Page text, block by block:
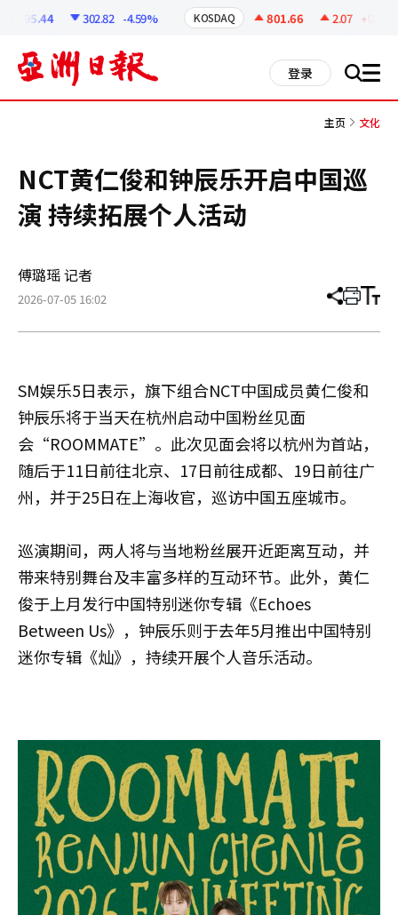
6295.44 302.82 -4.59% KOSDAQ 801.66 2.07 +0.26%
登录 搜 all
主页 文化
NCT黄仁俊和钟辰乐开启中国巡
演 持续拓展个人活动
傅璐瑶 记者
2026-07-05 16:02 分
章
打 调
小
SM娱乐5日表示，旗下组合NCT中国成员黄仁俊和
钟辰乐将于当天在杭州启动中国粉丝见面
会“ROOMMATE”。此次见面会将以杭州为首站，
随后于11日前往北京、17日前往成都、19日前往广
州，并于25日在上海收官，巡访中国五座城市。
巡演期间，两人将与当地粉丝展开近距离互动，并
带来特别舞台及丰富多样的互动环节。此外，黄仁
俊于上月发行中国特别迷你专辑《Echoes
Between Us》，钟辰乐则于去年5月推出中国特别
迷你专辑《灿》，持续开展个人音乐活动。